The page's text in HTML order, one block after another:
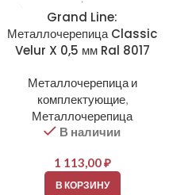
Grand Line:
Металлочерепица Classic
Velur X 0,5 мм Ral 8017
Металлочерепица и
комплектующие,
Металлочерепица
В наличии
1 113,00₽
В КОРЗИНУ